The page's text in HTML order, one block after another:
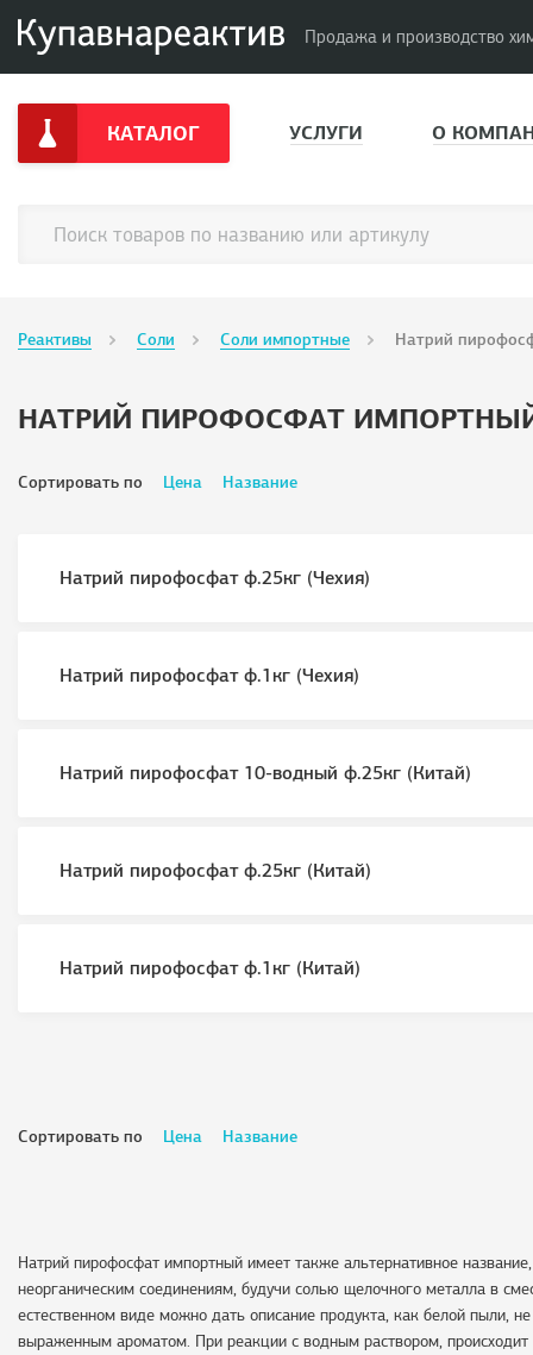
Продажа и производство
КАТАЛОГ УСЛУГИ О
Реактивы Соли Соли импортные Натрий
НАТРИЙ ПИРОФОСФАТ
Сортировать по Цена Название
Натрий пирофосфат ф.25кг (Чехия)
Натрий пирофосфат ф.1кг (Чехия)
Натрий пирофосфат 10-водный ф.25кг (Китай)
Натрий пирофосфат ф.25кг (Китай)
Натрий пирофосфат ф.1кг (Китай)
Сортировать по Цена Название
Натрий пирофосфат импортный имеет также альтернативное
неорганическим соединениям, будучи солью щелочного металла в
естественном виде можно дать описание продукта, как белой пыли,
выраженным ароматом. При реакции с водным раствором, происходит